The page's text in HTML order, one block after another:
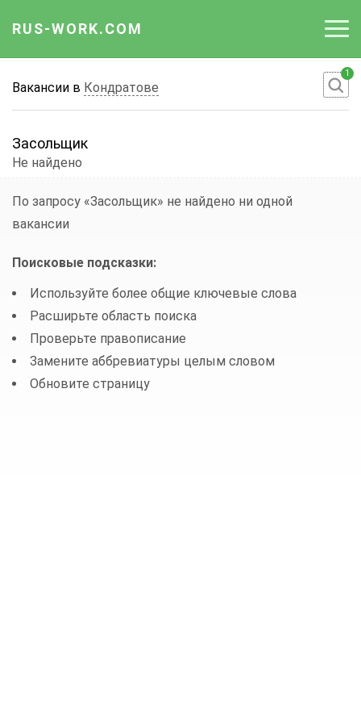
RUS-WORK.COM
Вакансии
Отрасли
Работодателю
Вакансии в Кондратове
1
Засольщик
Не найдено
По запросу «Засольщик» не найдено ни одной
вакансии
Поисковые подсказки:
Используйте более общие ключевые слова
Расширьте область поиска
Проверьте правописание
Замените аббревиатуры целым словом
Обновите страницу